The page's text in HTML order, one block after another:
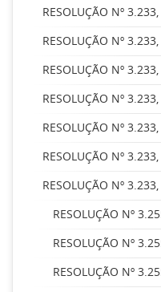
RESOLUÇÃO Nº
RESOLUÇÃO Nº
RESOLUÇÃO Nº
RESOLUÇÃO Nº
RESOLUÇÃO Nº
RESOLUÇÃO Nº
RESOLUÇÃO Nº
RESOLUÇÃO Nº
RESOLUÇÃO Nº
RESOLUÇÃO Nº